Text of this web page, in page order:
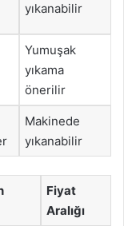
yıkanabilir
Yumuşak
yıkama
önerilir
Makinede
yıkanabilir
Fiyat
Aralığı